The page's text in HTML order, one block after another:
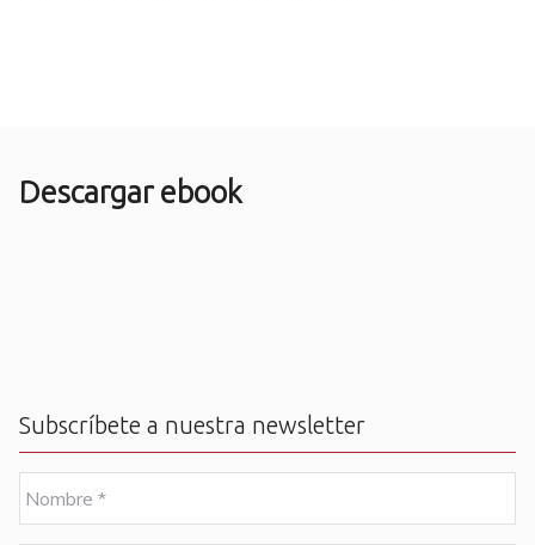
Descargar ebook
Subscríbete a nuestra newsletter
o
m